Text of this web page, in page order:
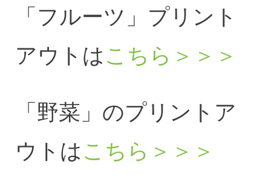
「フルーツ」プリント
アウトはこちら＞＞＞
「野菜」のプリントア
ウトはこちら＞＞＞